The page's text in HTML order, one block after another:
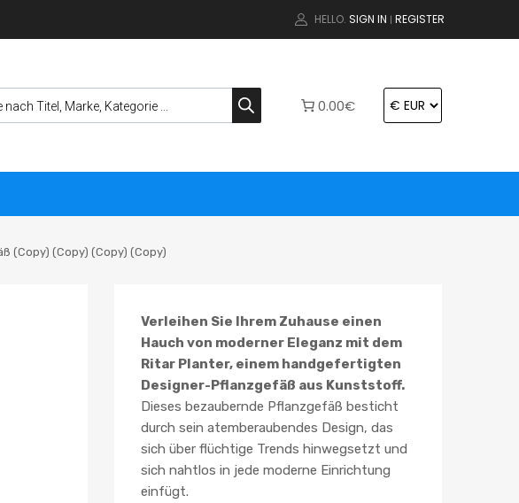
HELLO. SIGN IN | REGISTER
0.00€
(Copy) (Copy) (Copy) (Copy)
Verleihen Sie Ihrem Zuhause einen
Hauch von moderner Eleganz mit dem
Ritar Planter, einem handgefertigten
Designer-Pflanzgefäß aus Kunststoff.
Dieses bezaubernde Pflanzgefäß besticht
durch sein atemberaubendes Design, das
sich über flüchtige Trends hinwegsetzt und
sich nahtlos in jede moderne Einrichtung
einfügt.